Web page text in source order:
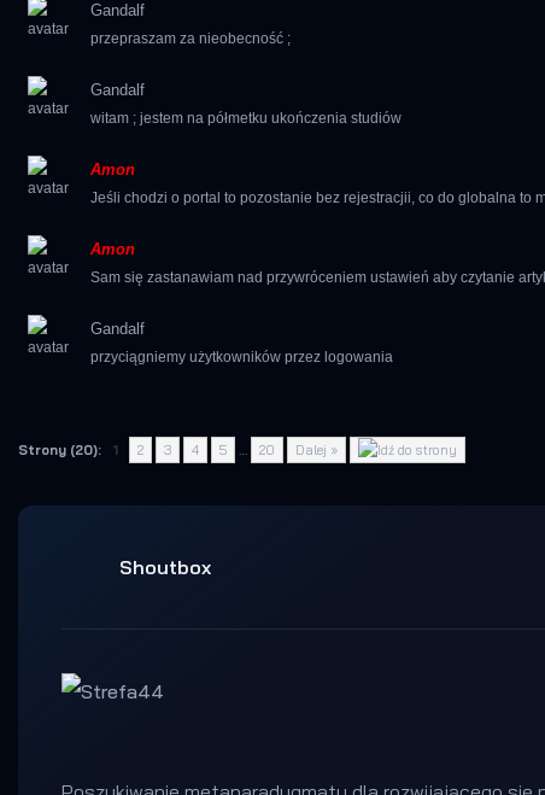
Gandalf
przepraszam za nieobecność ;
Gandalf
witam ; jestem na półmetku ukończenia studiów
Amon
Jeśli chodzi o portal to pozostanie bez rejestracjii, co do globalna to
Amon
Sam się zastanawiam nad przywróceniem ustawień aby czytanie
Gandalf
przyciągniemy użytkowników przez logowania
Strony (20): 1 2 3 4 5 … 20 Dalej »
Shoutbox